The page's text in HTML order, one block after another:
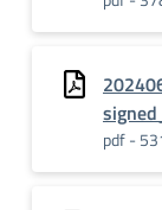
pdf -